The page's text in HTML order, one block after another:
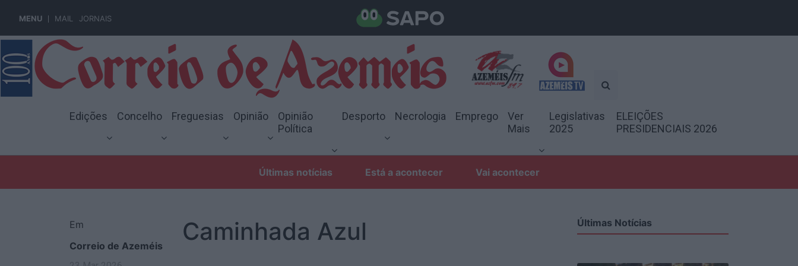
MENU MAIL JORNAIS
Edições Concelho Freguesias Opinião
Opinião
Política
Desporto Necrologia Emprego
Ver
Mais
Legislativas
2025
ELEIÇÕES
PRESIDENCIAIS 2026
Últimas notícias Está a acontecer Vai acontecer
Em
Correio de Azeméis
Caminhada Azul Últimas Notícias